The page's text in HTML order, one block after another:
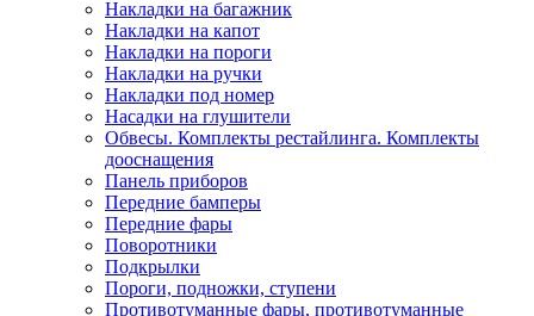
Накладки на багажник
Накладки на капот
Накладки на пороги
Накладки на ручки
Накладки под номер
Насадки на глушители
Обвесы. Комплекты рестайлинга. Комплекты
дооснащения
Панель приборов
Передние бамперы
Передние фары
Поворотники
Подкрылки
Пороги, подножки, ступени
Противотуманные фары, противотуманные